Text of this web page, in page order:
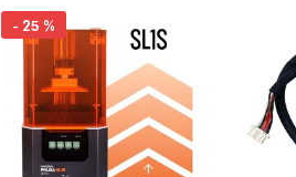
- 25 %